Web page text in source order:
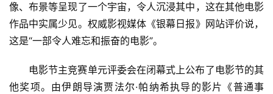
像、布景等呈现了一个宇宙，令人沉浸其中，这在其他电影
作品中实属少见。权威影视媒体《银幕日报》网站评价说，
这是“一部令人难忘和振奋的电影”。
电影节主竞赛单元评委会在闭幕式上公布了电影节的其
他奖项。由伊朗导演贾法尔·帕纳希执导的影片《普通事